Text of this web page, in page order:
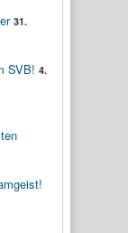
31.
SVB! 4.